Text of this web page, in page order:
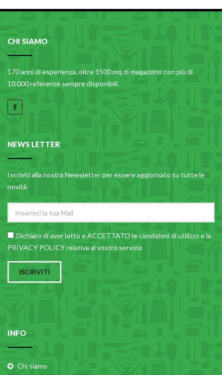
CHI SIAMO
170 anni di esperienza, oltre 1500 mq di magazzino con più di
10.000 referenze sempre disponibili.
NEWS LETTER
Iscriviti alla nostra Newsletter per essere aggiornato su tutte le
novità
Dichiaro di aver letto e ACCETTATO lecondizioni di utilizzo e la
PRIVACY POLICY relativa al vostro servizio
ISCRIVITI
INFO
Chi siamo